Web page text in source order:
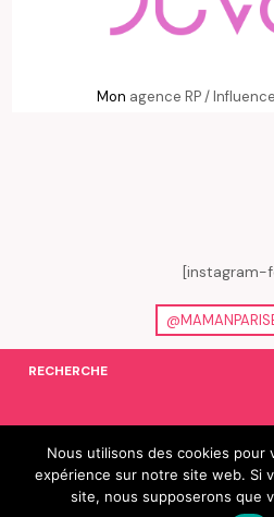
Mon agence RP / Influence
[instagram-
RECHERCHE
ON EN PARLE…
© 2019 e-Zabel - tous droits
camille villard |
Nous utilisons des cookies pour
expérience sur notre site web. Si
site, nous supposerons que